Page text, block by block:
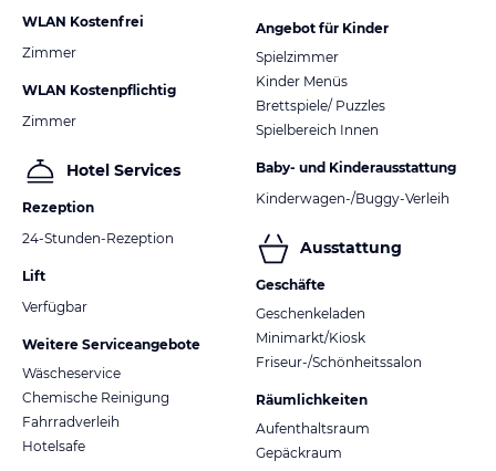
WLAN Kostenfrei
Zimmer
WLAN Kostenpflichtig
Zimmer
Hotel Services
Rezeption
24-Stunden-Rezeption
Lift
Verfügbar
Weitere Serviceangebote
Wäscheservice
Chemische Reinigung
Fahrradverleih
Hotelsafe
Angebot für Kinder
Spielzimmer
Kinder Menüs
Brettspiele/ Puzzles
Spielbereich Innen
Baby- und Kinderausstattung
Kinderwagen-/Buggy-Verleih
Ausstattung
Geschäfte
Geschenkeladen
Minimarkt/Kiosk
Friseur-/Schönheitssalon
Räumlichkeiten
Aufenthaltsraum
Gepäckraum